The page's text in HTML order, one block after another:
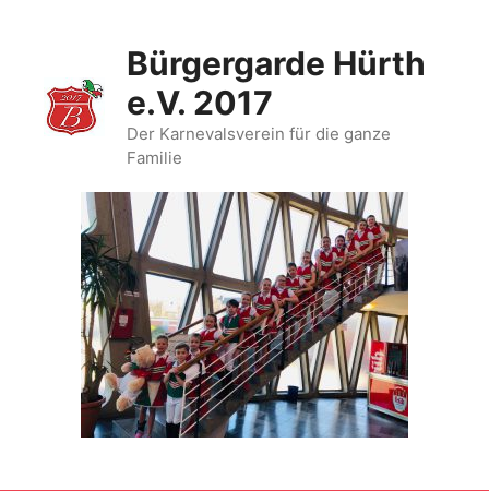
springen
Bürgergarde Hürth
e.V. 2017
Der Karnevalsverein für die ganze
Familie